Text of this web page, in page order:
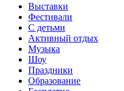
Выставки
Фестивали
С детьми
Активный отдых
Музыка
Шоу
Праздники
Образование